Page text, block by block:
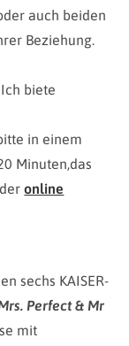
auch beiden
Beziehung.
biete
in einem
Minuten,das
online
sechs KAISER-
Perfect & Mr
mit